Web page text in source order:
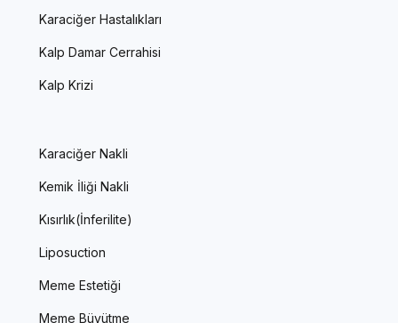
Karaciğer Hastalıkları
Kalp Damar Cerrahisi
Kalp Krizi
Karaciğer Nakli
Kemik İliği Nakli
Kısırlık(İnferilite)
Liposuction
Meme Estetiği
Meme Büyütme